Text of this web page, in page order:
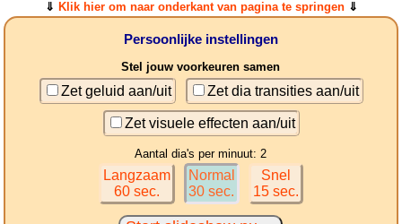
⇓ Klik hier om naar onderkant van pagina te springen⇓
Persoonlijke instellingen
Stel jouw voorkeuren samen
Zet geluid aan/uit Zet dia transities aan/uit
Zet visuele effecten aan/uit
Aantal dia's per minuut: 2
Langzaam
60 sec.
Normal
30 sec.
Snel
15 sec.